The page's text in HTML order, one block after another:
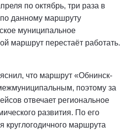
по октябрь, три раза в
данному маршруту
муниципальное
маршрут перестаёт работать.
что маршрут «Обнинск-
поэтому за
отвечает региональное
развития. По его
круглогодичного маршрута